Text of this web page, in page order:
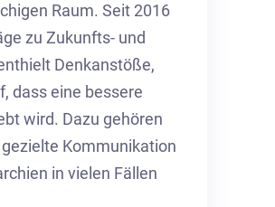
Raum. Seit 2016
zu Zukunfts- und
Denkanstöße,
dass eine bessere
wird. Dazu gehören
Kommunikation
in vielen Fällen